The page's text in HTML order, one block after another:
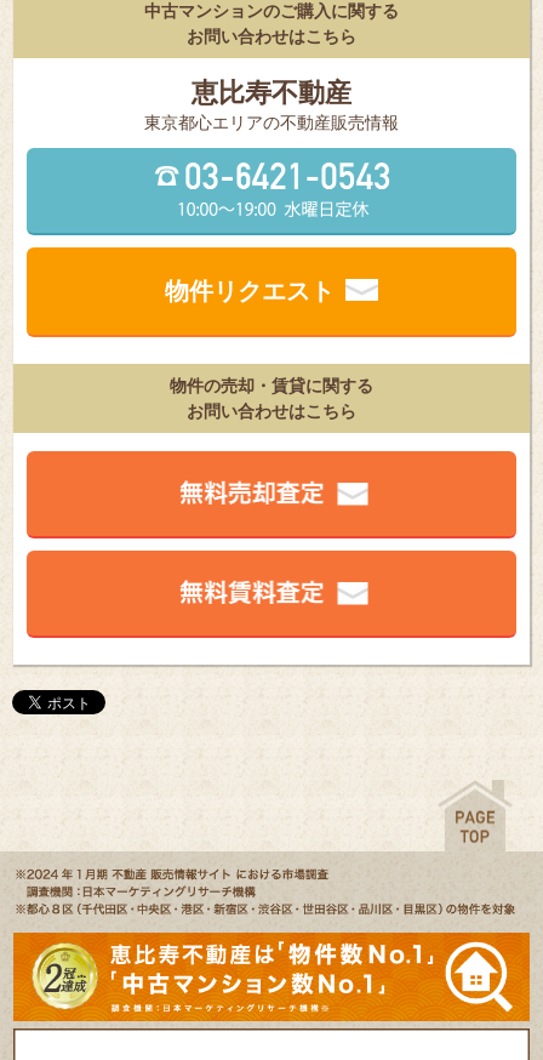
中古マンションのご購入に関する
お問い合わせはこちら
恵比寿不動産
東京都⼼エリアの不動産販売情報
物件リクエスト
物件の売却・賃貸に関する
お問い合わせはこちら